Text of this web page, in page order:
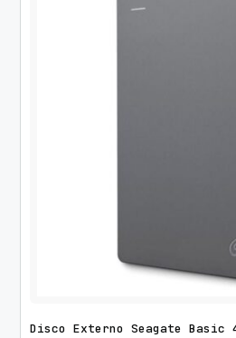
Disco Externo Seagate Basic